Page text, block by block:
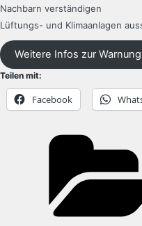
Nachbarn verständigen
Lüftungs- und Klimaanlagen
Weitere Infos zur
Teilen mit:
Facebook